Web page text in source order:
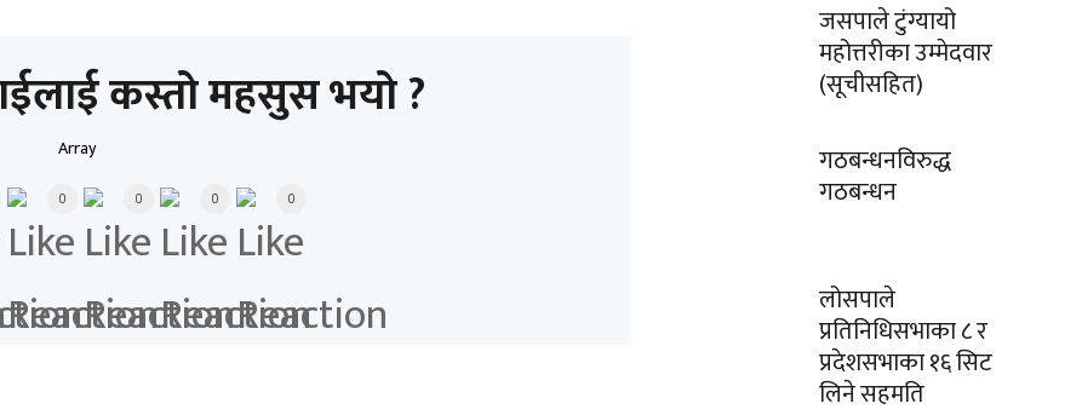
कस्तो महसुस भयो ?
Array
0 0 0 0
जसपाले टुंग्यायो
महोत्तरीका उम्मेदवार
(सूचीसहित)
गठबन्धनविरुद्ध
गठबन्धन
लोसपाले
प्रतिनिधिसभाका ८ र
प्रदेशसभाका १६ सिट
लिने सहमति